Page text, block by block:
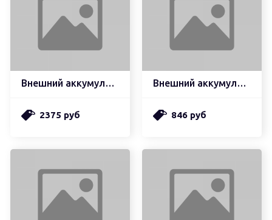
Внешний аккумулятор borofone bj11a rider power bank быстрая зарядка 22,5w (40000mah), черный (мятая упаковка)
2375 руб
Внешний аккумулятор hoco j55 neoteric, 2.0a (10000mah), белый
846 руб